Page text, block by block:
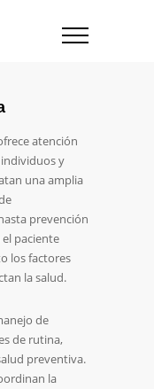
atención
y
una amplia
prevención
paciente
los factores
la salud.
de
de rutina,
preventiva.
la